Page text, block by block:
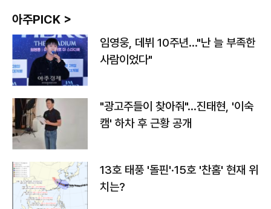
아주PICK >
임영웅, 데뷔 10주년…"난 늘 부족한
사람이었다"
"광고주들이 찾아줘"…진태현, '이숙
캠' 하차 후 근황 공개
13호 태풍 '돌핀'·15호 '찬홈' 현재 위
치는?